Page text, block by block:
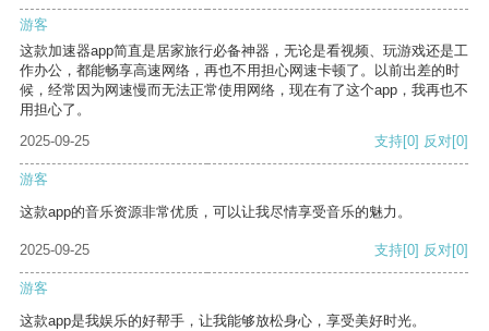
游客
这款加速器app简直是居家旅行必备神器，无论是看视频、玩游戏还是工
作办公，都能畅享高速网络，再也不用担心网速卡顿了。以前出差的时
候，经常因为网速慢而无法正常使用网络，现在有了这个app，我再也不
用担心了。
2025-09-25
支持[0] 反对[0]
游客
这款app的音乐资源非常优质，可以让我尽情享受音乐的魅力。
2025-09-25 支持[0] 反对[0]
游客
这款app是我娱乐的好帮手，让我能够放松身心，享受美好时光。